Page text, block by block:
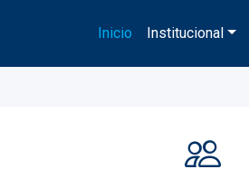
Inicio Institucional